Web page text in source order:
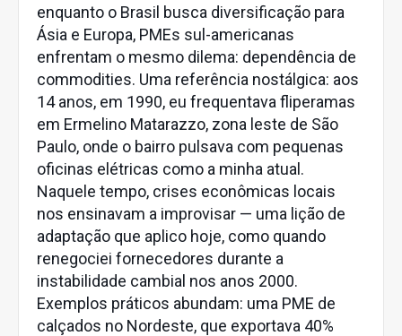
enquanto o Brasil busca diversificação para
Ásia e Europa, PMEs sul-americanas
enfrentam o mesmo dilema: dependência de
commodities. Uma referência nostálgica: aos
14 anos, em 1990, eu frequentava fliperamas
em Ermelino Matarazzo, zona leste de São
Paulo, onde o bairro pulsava com pequenas
oficinas elétricas como a minha atual.
Naquele tempo, crises econômicas locais
nos ensinavam a improvisar — uma lição de
adaptação que aplico hoje, como quando
renegociei fornecedores durante a
instabilidade cambial nos anos 2000.
Exemplos práticos abundam: uma PME de
calçados no Nordeste, que exportava 40%